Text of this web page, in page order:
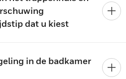
dat u kiest
in de badkamer